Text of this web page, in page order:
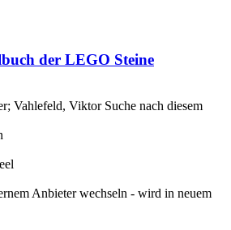
der LEGO Steine
; Vahlefeld, Viktor Suche nach diesem
Anbieter wechseln - wird in neuem